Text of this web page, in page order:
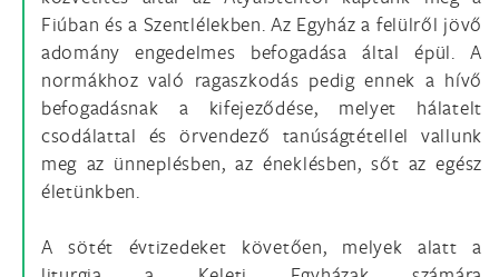
Fiúban és a Szentlélekben. Az Egyház a felülről jövő
adomány engedelmes befogadása által épül. A
normákhoz való ragaszkodás pedig ennek a hívő
befogadásnak a kifejeződése, melyet hálatelt
csodálattal és örvendező tanúságtétellel vallunk
meg az ünneplésben, az éneklésben, sőt az egész
életünkben.
A sötét évtizedeket követően, melyek alatt a